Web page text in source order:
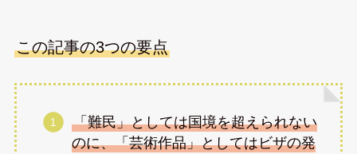
この記事の3つの要点
「難民」としては国境を超えられない
のに、「芸術作品」としてはビザの発